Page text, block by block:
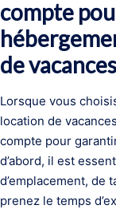
compte
de
Lorsque vous
location de
compte pour
d’abord, il est
d’emplacement, de
prenez le temps